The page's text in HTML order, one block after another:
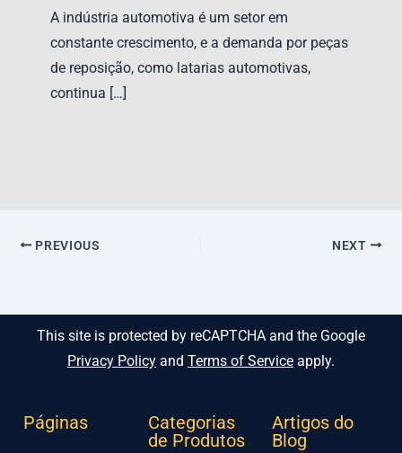
A indústria automotiva é um setor em
constante crescimento, e a demanda por peças
de reposição, como latarias automotivas,
continua […]
PREVIOUS NEXT
This site is protected by reCAPTCHA and the Google
Privacy Policy and Terms of Service apply.
Páginas
Categorias
de Produtos
Artigos do
Blog